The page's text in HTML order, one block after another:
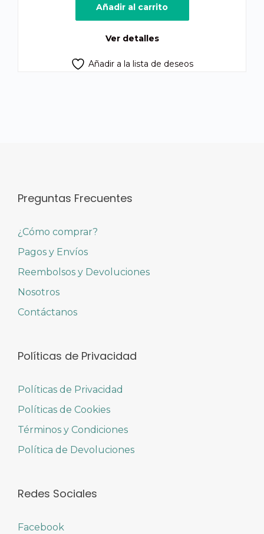
original
era:
es:
Añadir al carrito
Ver detalles
Añadir a la lista de deseos
Preguntas Frecuentes
¿Cómo comprar?
Pagos y Envíos
Reembolsos y Devoluciones
Nosotros
Contáctanos
Políticas de Privacidad
Políticas de Privacidad
Políticas de Cookies
Términos y Condiciones
Política de Devoluciones
Redes Sociales
Facebook